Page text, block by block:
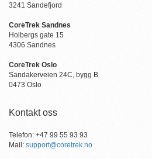
3241 Sandefjord
CoreTrek Sandnes
Holbergs gate 15
4306 Sandnes
CoreTrek Oslo
Sandakerveien 24C, bygg B
0473 Oslo
Kontakt oss
Telefon: +47 99 55 93 93
Mail: support@coretrek.no